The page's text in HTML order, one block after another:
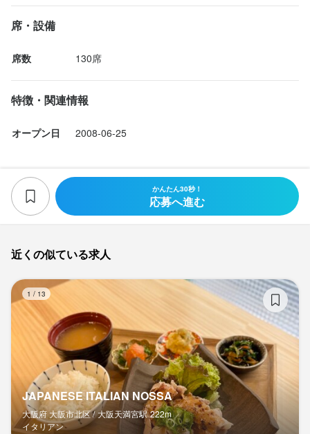
席・設備
席数 130席
特徴・関連情報
オープン日 2008-06-25
かんたん30秒！
応募へ進む
近くの似ている求人
1 / 13
JAPANESE ITALIAN NOSSA
大阪府 大阪市北区 / 大阪天満宮駅 222m
イタリアン